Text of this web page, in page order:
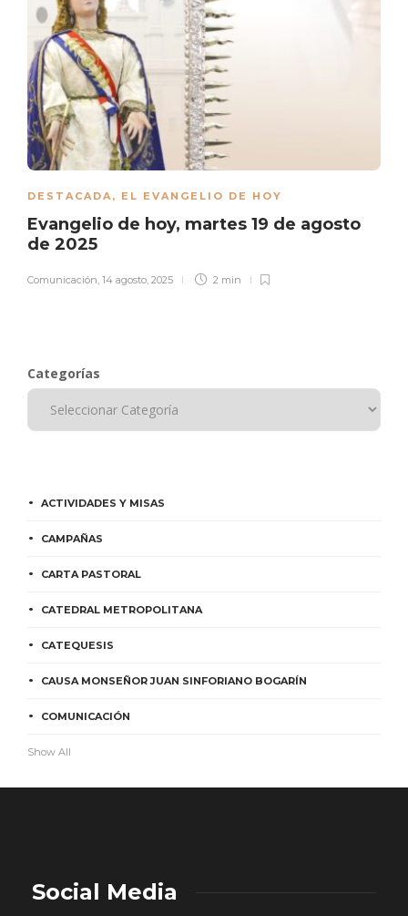
DESTACADA, EL EVANGELIO DE HOY
Evangelio de hoy, martes 19 de agosto
de 2025
Comunicación, 14 agosto, 2025 2 min
Categorías
ACTIVIDADES Y MISAS
CAMPAÑAS
CARTA PASTORAL
CATEDRAL METROPOLITANA
CATEQUESIS
CAUSA MONSEÑOR JUAN SINFORIANO BOGARÍN
COMUNICACIÓN
Show All
Social Media